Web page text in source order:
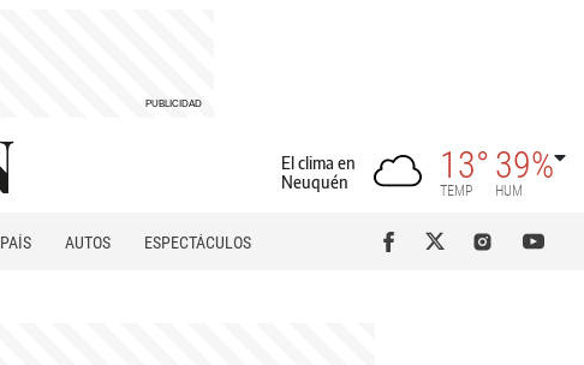
El clima en
Neuquén
13°
TEMP
39%
HUM
PAÍS AUTOS
ESPECTÁCULOS